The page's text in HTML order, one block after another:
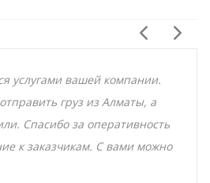
услугами вашей компании.
груз из Алматы, а
Спасибо за оперативность
к заказчикам. С вами можно